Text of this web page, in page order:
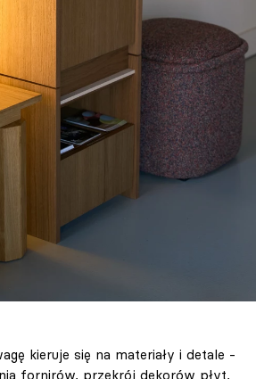
kieruje się na materiały i detale -
fornirów, przekrój dekorów płyt,